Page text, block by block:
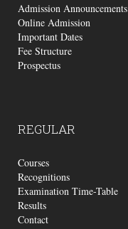
Admission Announcements
Online Admission
Important Dates
Fee Structure
Prospectus
REGULAR
Courses
Recognitions
Examination Time-Table
Results
Contact